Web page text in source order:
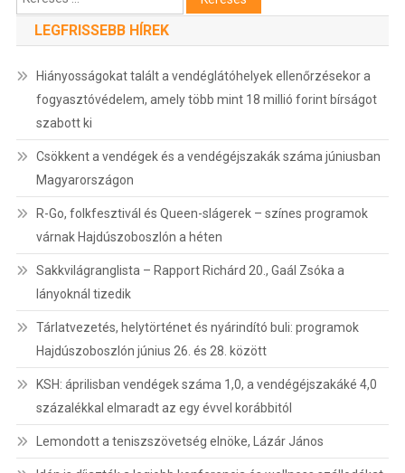
LEGFRISSEBB HÍREK
Hiányosságokat talált a vendéglátóhelyek ellenőrzésekor a
fogyasztóvédelem, amely több mint 18 millió forint bírságot
szabott ki
Csökkent a vendégek és a vendégéjszakák száma júniusban
Magyarországon
R-Go, folkfesztivál és Queen-slágerek – színes programok
várnak Hajdúszoboszlón a héten
Sakkvilágranglista – Rapport Richárd 20., Gaál Zsóka a
lányoknál tizedik
Tárlatvezetés, helytörténet és nyárindító buli: programok
Hajdúszoboszlón június 26. és 28. között
KSH: áprilisban vendégek száma 1,0, a vendégéjszakáké 4,0
százalékkal elmaradt az egy évvel korábbitól
Lemondott a teniszszövetség elnöke, Lázár János